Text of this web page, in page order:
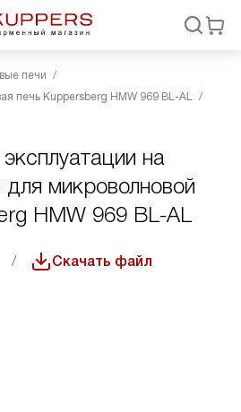
печи
печь Kuppersberg HMW 969 BL-AL
на
микроволновой
HMW 969 BL-AL
Скачать файл